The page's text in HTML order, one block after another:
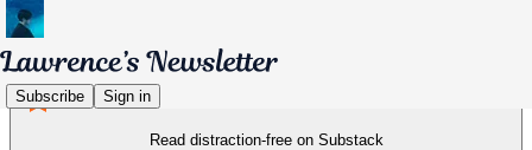
Subscribe Sign in
Read distraction-free on Substack